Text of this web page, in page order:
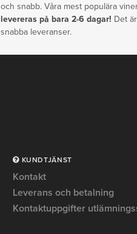
och snabb. Våra mest populära
levereras på bara 2-6 dagar! Det är
snabba leveranser.
KUNDTJÄNST
Kontakt
Leverans och betalning
Kontaktuppgifter